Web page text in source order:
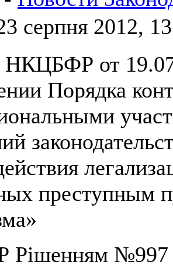
серпня 2012,
НКЦБФР от
Порядка
преступным
№997